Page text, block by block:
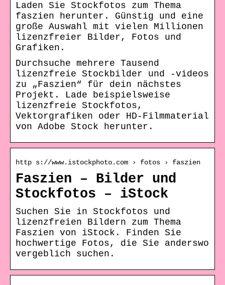
Laden Sie Stockfotos zum Thema
faszien herunter. Günstig und eine
große Auswahl mit vielen Millionen
lizenzfreier Bilder, Fotos und
Grafiken.
Durchsuche mehrere Tausend
lizenzfreie Stockbilder und -videos
zu „Faszien“ für dein nächstes
Projekt. Lade beispielsweise
lizenzfreie Stockfotos,
Vektorgrafiken oder HD-Filmmaterial
von Adobe Stock herunter.
http s://www.istockphoto.com › fotos › faszien
Faszien – Bilder und
Stockfotos – iStock
Suchen Sie in Stockfotos und
lizenzfreien Bildern zum Thema
Faszien von iStock. Finden Sie
hochwertige Fotos, die Sie anderswo
vergeblich suchen.